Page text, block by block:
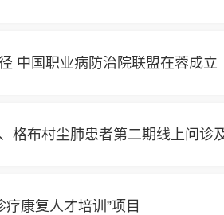
中国职业病防治院联盟在蓉成立
格布村尘肺患者第二期线上问诊
康复人才培训”项目